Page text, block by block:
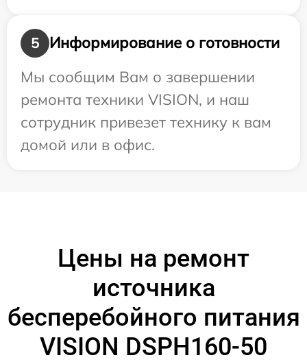
5
Информирование о готовности
Мы сообщим Вам о завершении
ремонта техники VISION, и наш
сотрудник привезет технику к вам
домой или в офис.
Цены на ремонт
источника
бесперебойного питания
VISION DSPH160-50